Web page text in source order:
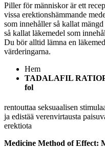
Piller för människor är ett
vissa erektionshämmande
som innehåller så kallat
så kallat läkemedel som
Du bör alltid lämna en
värderingarna.
Hem
TADALAFIL
fol
rentouttaa seksuaalisen
ja edistää verenvirtausta
erektiota
Medicine Method of Effect: